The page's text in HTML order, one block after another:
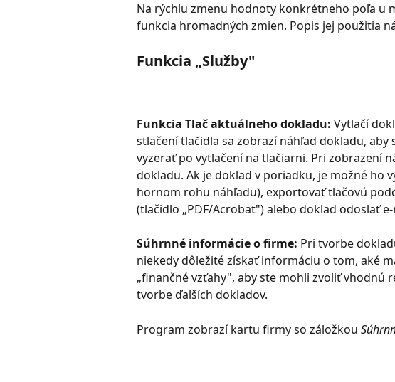
Na rýchlu zmenu hodnoty konkrétneho poľa u
funkcia hromadných zmien. Popis jej použitia
Funkcia „Služby"
Funkcia Tlač aktuálneho dokladu: Vytlačí
stlačení tlačidla sa zobrazí náhľad dokladu,
vyzerať po vytlačení na tlačiarni. Pri zobrazení
dokladu. Ak je doklad v poriadku, je možné ho
hornom rohu náhľadu), exportovať tlačovú
(tlačidlo „PDF/Acrobat") alebo doklad odoslať
Súhrnné informácie o firme: Pri tvorbe
niekedy dôležité získať informáciu o tom, aké
„finančné vzťahy", aby ste mohli zvoliť vhodnú
tvorbe ďalších dokladov.
Program zobrazí kartu firmy so záložkou